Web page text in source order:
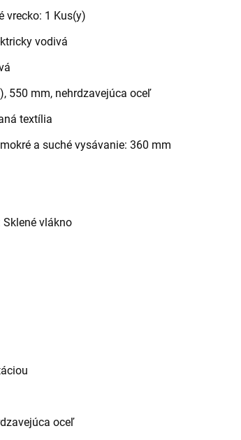
vrecko: 1 Kus(y)
vodivá
550 mm, nehrdzavejúca oceľ
textília
a suché vysávanie: 360 mm
vlákno
oceľ